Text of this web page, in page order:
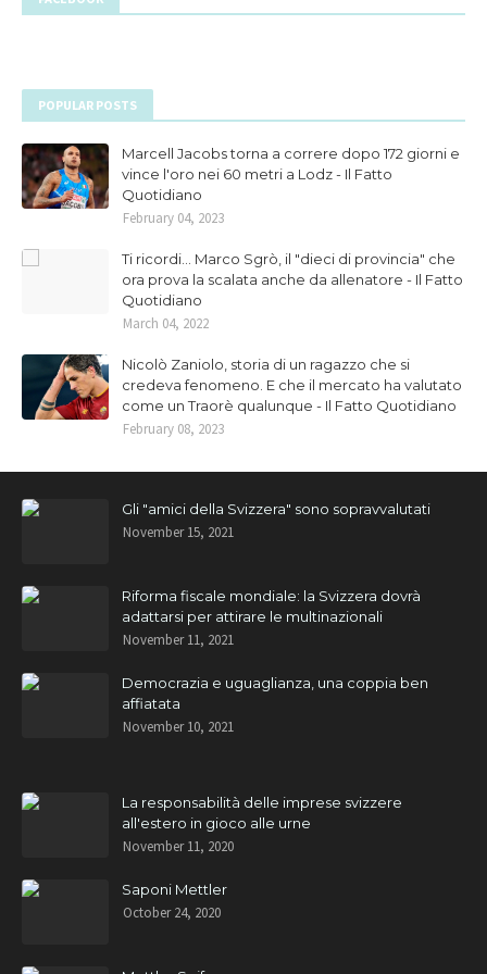
POPULAR POSTS
Marcell Jacobs torna a correre dopo 172 giorni e
vince l'oro nei 60 metri a Lodz - Il Fatto
Quotidiano
February 04, 2023
Ti ricordi... Marco Sgrò, il "dieci di provincia" che
ora prova la scalata anche da allenatore - Il Fatto
Quotidiano
March 04, 2022
Nicolò Zaniolo, storia di un ragazzo che si
credeva fenomeno. E che il mercato ha valutato
come un Traorè qualunque - Il Fatto Quotidiano
February 08, 2023
Gli "amici della Svizzera" sono sopravvalutati
November 15, 2021
Riforma fiscale mondiale: la Svizzera dovrà
adattarsi per attirare le multinazionali
November 11, 2021
Democrazia e uguaglianza, una coppia ben
affiatata
November 10, 2021
La responsabilità delle imprese svizzere
all'estero in gioco alle urne
November 11, 2020
Saponi Mettler
October 24, 2020